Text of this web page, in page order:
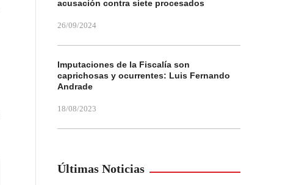
acusación contra siete procesados
26/09/2024
Imputaciones de la Fiscalía son
caprichosas y ocurrentes: Luis Fernando
Andrade
18/08/2023
Últimas Noticias